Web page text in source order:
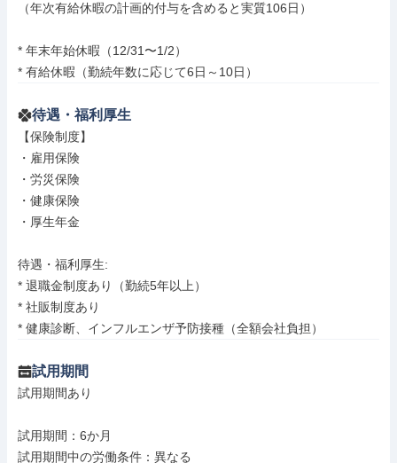
（年次有給休暇の計画的付与を含めると実質106日）
* 年末年始休暇（12/31〜1/2）
* 有給休暇（勤続年数に応じて6日～10日）
待遇・福利厚生
【保険制度】
・雇用保険
・労災保険
・健康保険
・厚生年金
待遇・福利厚生:
* 退職金制度あり（勤続5年以上）
* 社販制度あり
* 健康診断、インフルエンザ予防接種（全額会社負担）
試用期間
試用期間あり
試用期間：6か月
試用期間中の労働条件：異なる